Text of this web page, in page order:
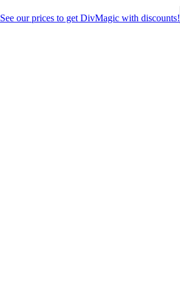
See our prices to get DivMagic with discounts!